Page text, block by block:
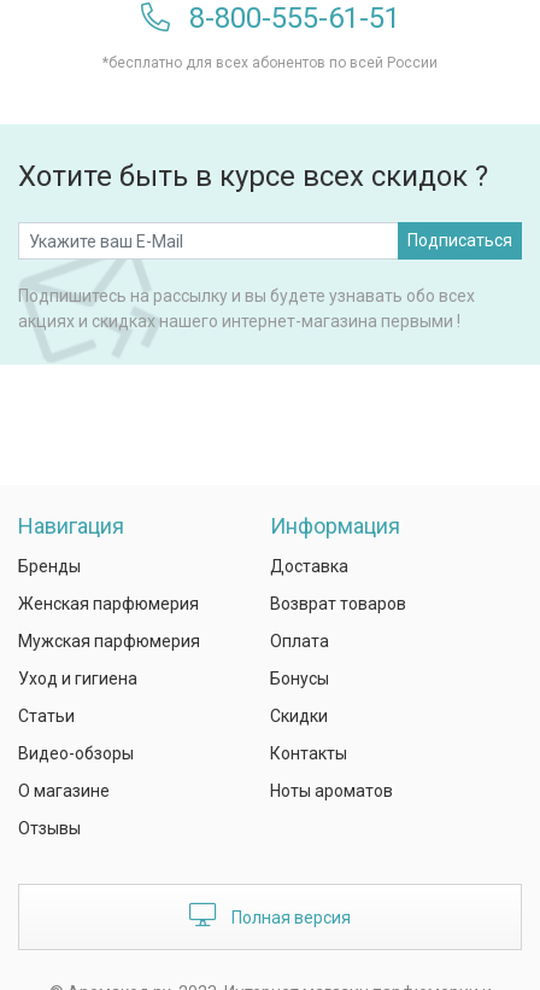
8-800-555-61-51
*бесплатно для всех абонентов по всей России
Хотите быть в курсе всех скидок ?
Подписаться
Подпишитесь на рассылку и вы будете узнавать обо всех
акциях и скидках нашего интернет-магазина первыми !
Навигация
Бренды
Женская парфюмерия
Мужская парфюмерия
Уход и гигиена
Статьи
Видео-обзоры
О магазине
Отзывы
Информация
Доставка
Возврат товаров
Оплата
Бонусы
Скидки
Контакты
Ноты ароматов
Полная версия